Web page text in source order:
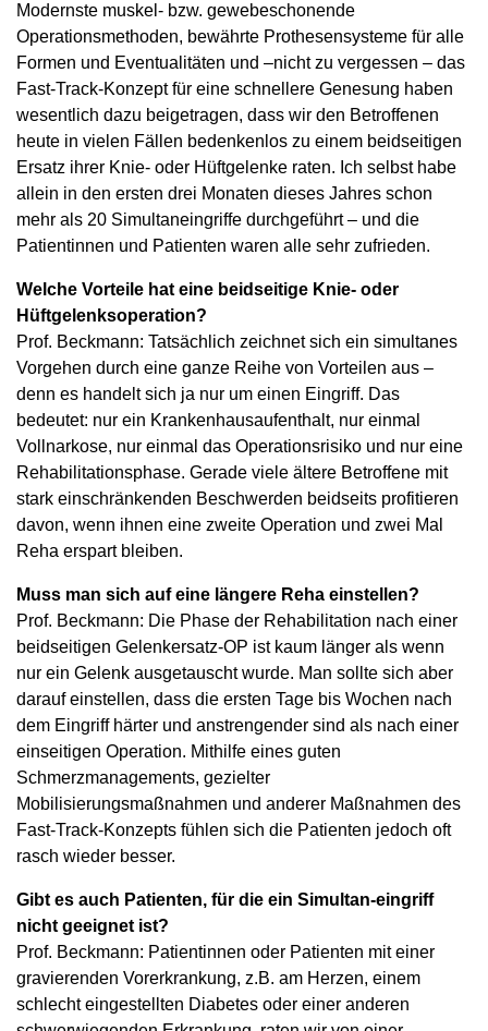
Modernste muskel- bzw. gewebeschonende
Operationsmethoden, bewährte Prothesensysteme für alle
Formen und Eventualitäten und –nicht zu vergessen – das
Fast-Track-Konzept für eine schnellere Genesung haben
wesentlich dazu beigetragen, dass wir den Betroffenen
heute in vielen Fällen bedenkenlos zu einem beidseitigen
Ersatz ihrer Knie- oder Hüftgelenke raten. Ich selbst habe
allein in den ersten drei Monaten dieses Jahres schon
mehr als 20 Simultaneingriffe durchgeführt – und die
Patientinnen und Patienten waren alle sehr zufrieden.
Welche Vorteile hat eine beidseitige Knie- oder
Hüftgelenksoperation?
Prof. Beckmann: Tatsächlich zeichnet sich ein simultanes
Vorgehen durch eine ganze Reihe von Vorteilen aus –
denn es handelt sich ja nur um einen Eingriff. Das
bedeutet: nur ein Krankenhausaufenthalt, nur einmal
Vollnarkose, nur einmal das Operationsrisiko und nur eine
Rehabilitationsphase. Gerade viele ältere Betroffene mit
stark einschränkenden Beschwerden beidseits profitieren
davon, wenn ihnen eine zweite Operation und zwei Mal
Reha erspart bleiben.
Muss man sich auf eine längere Reha einstellen?
Prof. Beckmann: Die Phase der Rehabilitation nach einer
beidseitigen Gelenkersatz-OP ist kaum länger als wenn
nur ein Gelenk ausgetauscht wurde. Man sollte sich aber
darauf einstellen, dass die ersten Tage bis Wochen nach
dem Eingriff härter und anstrengender sind als nach einer
einseitigen Operation. Mithilfe eines guten
Schmerzmanagements, gezielter
Mobilisierungsmaßnahmen und anderer Maßnahmen des
Fast-Track-Konzepts fühlen sich die Patienten jedoch oft
rasch wieder besser.
Gibt es auch Patienten, für die ein Simultan-eingriff
nicht geeignet ist?
Prof. Beckmann: Patientinnen oder Patienten mit einer
gravierenden Vorerkrankung, z.B. am Herzen, einem
schlecht eingestellten Diabetes oder einer anderen